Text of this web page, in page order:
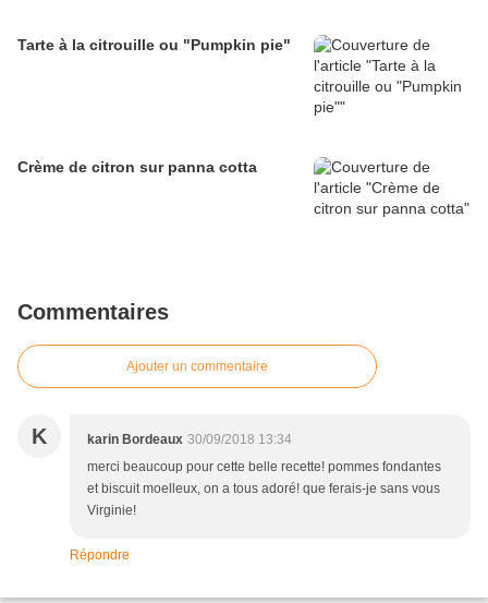
Tarte à la citrouille ou "Pumpkin pie"
Crème de citron sur panna cotta
Commentaires
Ajouter un commentaire
K karin Bordeaux 30/09/2018 13:34
merci beaucoup pour cette belle recette! pommes fondantes
et biscuit moelleux, on a tous adoré! que ferais-je sans vous
Virginie!
Répondre